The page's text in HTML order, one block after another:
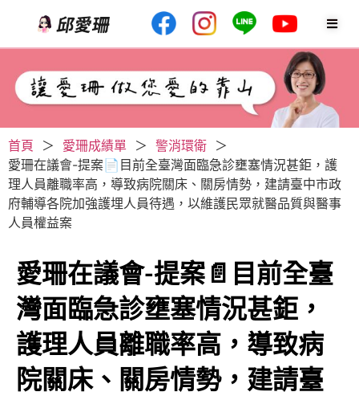
首頁 ＞ 愛珊成績單 ＞ 警消環衛 ＞
愛珊在議會-提案📄目前全臺灣面臨急診壅塞情況甚鉅，護
理人員離職率高，導致病院關床、關房情勢，建請臺中市政
府輔導各院加強護埋人員待遇，以維護民眾就醫品質與醫事
人員權益案
愛珊在議會-提案📄目前全臺
灣面臨急診壅塞情況甚鉅，
護理人員離職率高，導致病
院關床、關房情勢，建請臺